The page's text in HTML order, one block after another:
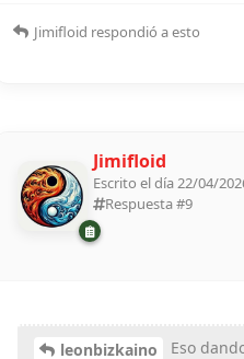
Jimifloid respondió a esto
Jimifloid
Escrito el día 22/04/
Respuesta #9
leonbizkaino Eso